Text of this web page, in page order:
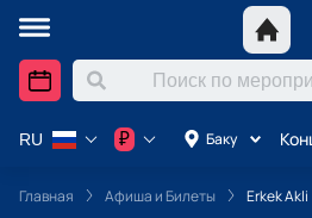
Баку
RU ₽
Главная Афиша и Билеты Erkek Akli